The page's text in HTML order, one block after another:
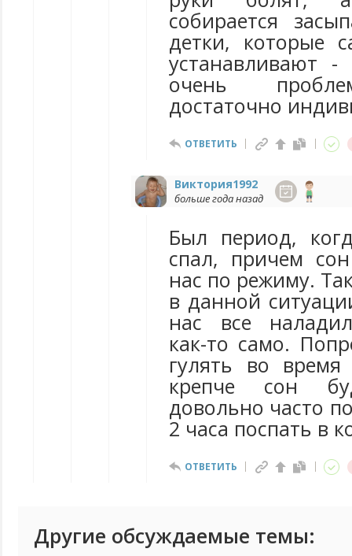
собирается
детки, которые
устанавливают
очень
достаточно
ОТВЕТИТЬ
Виктория1992
больше года назад
Был период,
спал, причем
нас по режиму.
в данной
нас все
как-то само.
гулять во
крепче сон
довольно часто
2 часа поспать в
ОТВЕТИТЬ
Другие обсуждаемые темы: